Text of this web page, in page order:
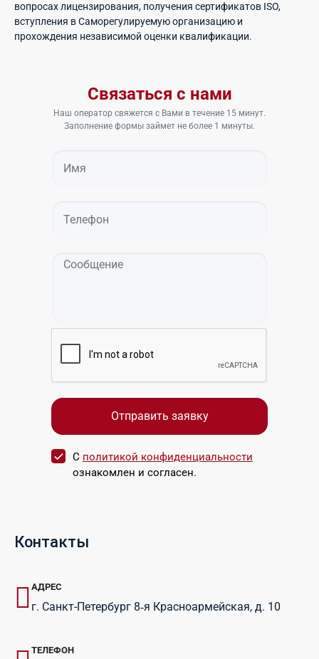
вопросах лицензирования, получения сертификатов ISO,
вступления в Саморегулируемую организацию и
прохождения независимой оценки квалификации.
Связаться с нами
Наш оператор свяжется с Вами в течение 15 минут.
Заполнение формы займет не более 1 минуты.
С политикой конфиденциальности
ознакомлен и согласен.
Контакты
АДРЕС
г. Санкт-Петербург 8‑я Красноармейская, д. 10
ТЕЛЕФОН